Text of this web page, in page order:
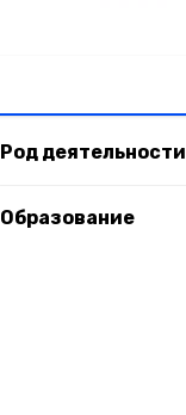
Род деятельности
Образование